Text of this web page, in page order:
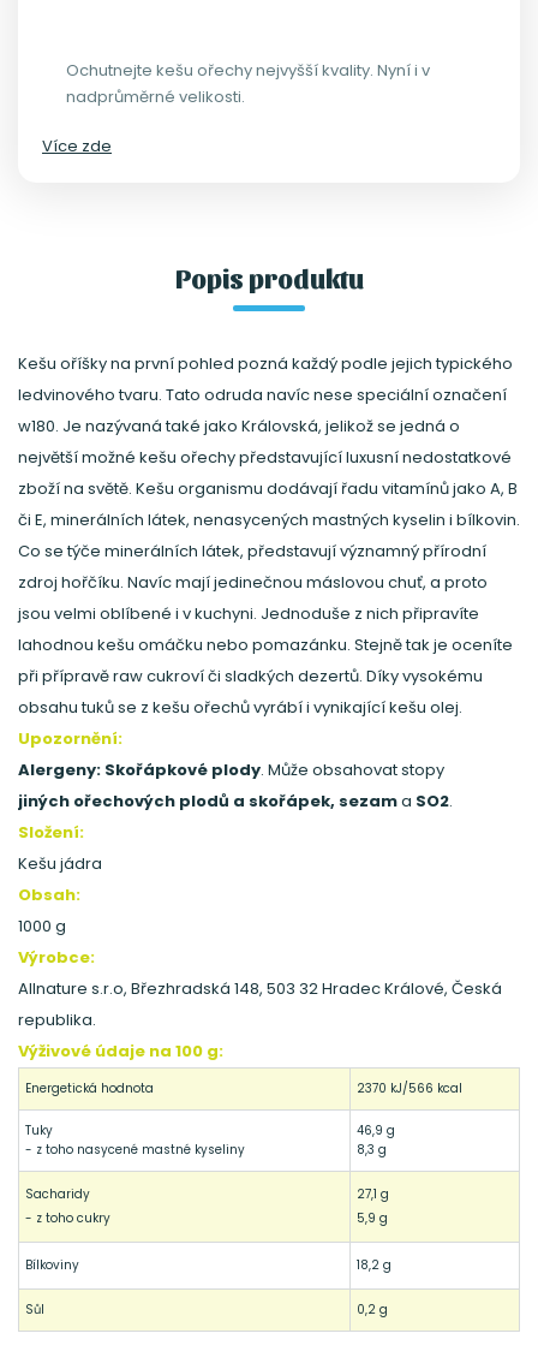
Ochutnejte kešu ořechy nejvyšší kvality. Nyní i v
nadprůměrné velikosti.
Více zde
Popis produktu
Kešu oříšky na první pohled pozná každý podle jejich typického
ledvinového tvaru. Tato odruda navíc nese speciální označení
w180. Je nazývaná také jako Královská, jelikož se jedná o
největší možné kešu ořechy představující luxusní nedostatkové
zboží na světě. Kešu organismu dodávají řadu vitamínů jako A, B
či E, minerálních látek, nenasycených mastných kyselin i bílkovin.
Co se týče minerálních látek, představují významný přírodní
zdroj hořčíku. Navíc mají jedinečnou máslovou chuť, a proto
jsou velmi oblíbené i v kuchyni. Jednoduše z nich připravíte
lahodnou kešu omáčku nebo pomazánku. Stejně tak je oceníte
při přípravě raw cukroví či sladkých dezertů. Díky vysokému
obsahu tuků se z kešu ořechů vyrábí i vynikající kešu olej.
Upozornění:
Alergeny: Skořápkové plody. Může obsahovat stopy
jiných ořechových plodů a skořápek, sezama SO2.
Složení:
Kešu jádra
Obsah:
1000 g
Výrobce:
Allnature s.r.o, Březhradská 148, 503 32 Hradec Králové, Česká
republika.
Výživové údaje na 100 g:
Energetická hodnota 2370 kJ/566 kcal
Tuky
- z toho nasycené mastné kyseliny
46,9 g
8,3 g
Sacharidy
- z toho cukry
27,1 g
5,9 g
Bílkoviny 18,2 g
Sůl 0,2 g